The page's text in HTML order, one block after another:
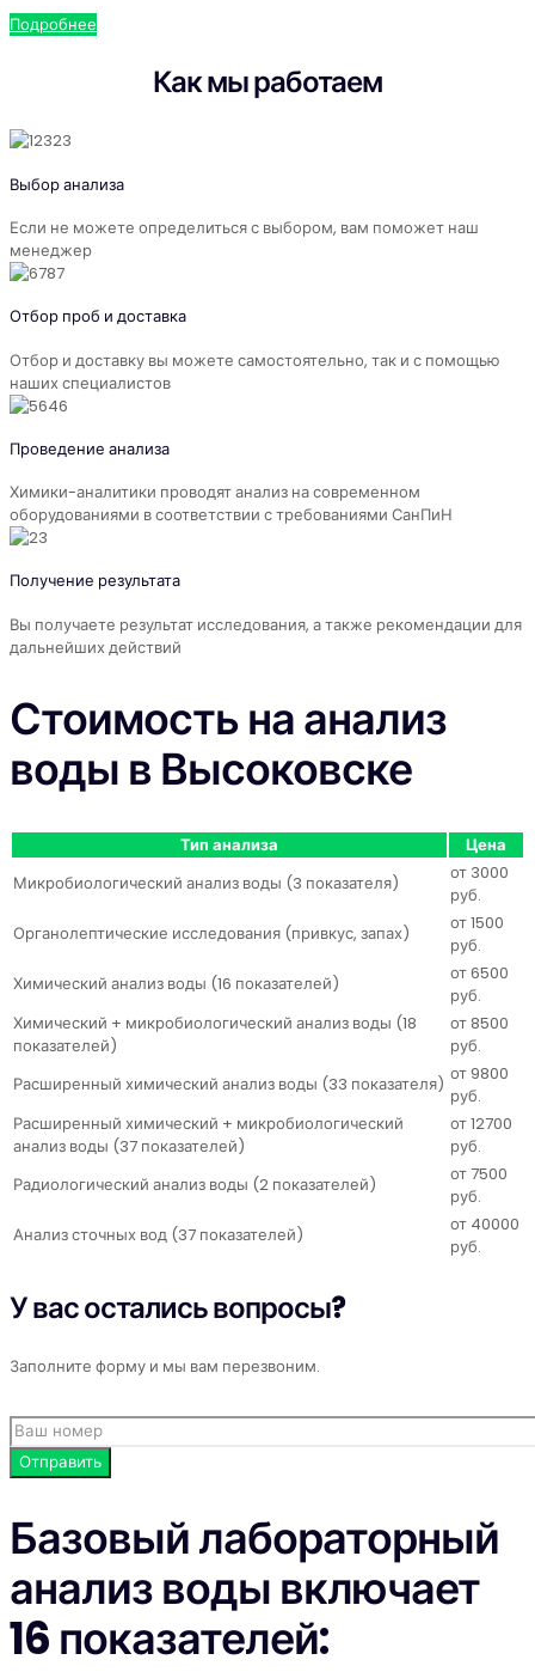
Подробнее
Как мы работаем
Выбор анализа
Если не можете определиться с выбором, вам поможет наш
менеджер
Отбор проб и доставка
Отбор и доставку вы можете самостоятельно, так и с помощью
наших специалистов
Проведение анализа
Химики-аналитики проводят анализ на современном
оборудованиями в соответствии с требованиями СанПиН
Получение результата
Вы получаете результат исследования, а также рекомендации для
дальнейших действий
Стоимость на анализ
воды в Высоковске
Тип анализа
Цена
Микробиологический анализ воды (3 показателя)
от 3000
руб.
Органолептические исследования (привкус, запах)
от 1500
руб.
Химический анализ воды (16 показателей)
от 6500
руб.
Химический + микробиологический анализ воды (18
показателей)
от 8500
руб.
Расширенный химический анализ воды (33 показателя) от 9800
руб.
Расширенный химический + микробиологический
анализ воды (37 показателей)
от 12700
руб.
Радиологический анализ воды (2 показателей)
от 7500
руб.
Анализ сточных вод (37 показателей)
от 40000
руб.
У вас остались вопросы?
Заполните форму и мы вам перезвоним.
Базовый лабораторный
анализ воды включает
16 показателей: